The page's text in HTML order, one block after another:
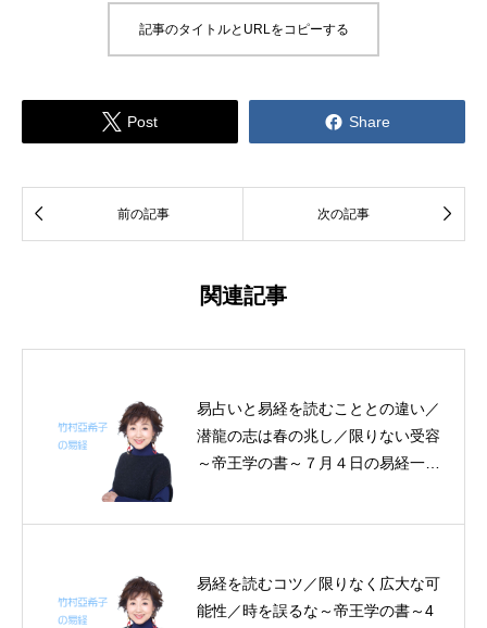
記事のタイトルとURLをコピーする
 Post  Share
 前の記事 次の記事 
関連記事
易占いと易経を読むこととの違い／
潜龍の志は春の兆し／限りない受容
～帝王学の書～７月４日の易経一日
易経を読むコツ／限りなく広大な可
能性／時を誤るな～帝王学の書～4